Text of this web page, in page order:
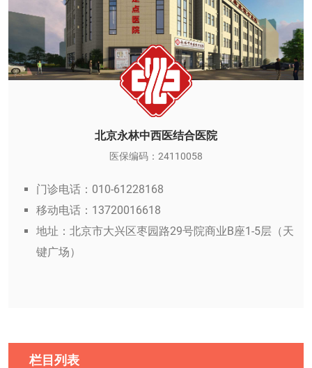
北京永林中西医结合医院
医保编码：24110058
门诊电话：010-61228168
移动电话：13720016618
地址：北京市大兴区枣园路29号院商业B座1-5层（天
键广场）
栏目列表